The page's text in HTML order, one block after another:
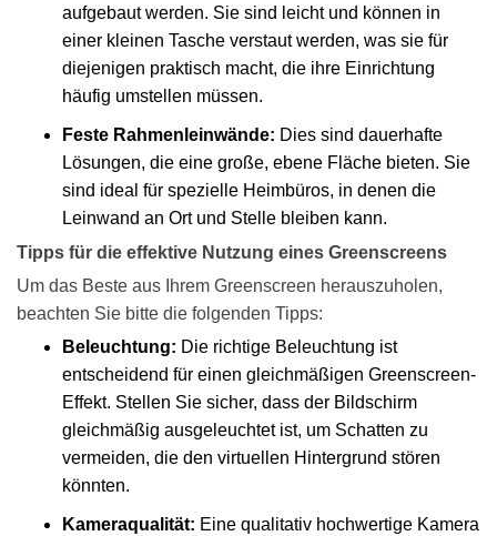
aufgebaut werden. Sie sind leicht und können in
einer kleinen Tasche verstaut werden, was sie für
diejenigen praktisch macht, die ihre Einrichtung
häufig umstellen müssen.
Feste Rahmenleinwände: Dies sind dauerhafte
Lösungen, die eine große, ebene Fläche bieten. Sie
sind ideal für spezielle Heimbüros, in denen die
Leinwand an Ort und Stelle bleiben kann.
Tipps für die effektive Nutzung eines Greenscreens
Um das Beste aus Ihrem Greenscreen herauszuholen,
beachten Sie bitte die folgenden Tipps:
Beleuchtung: Die richtige Beleuchtung ist
entscheidend für einen gleichmäßigen Greenscreen-
Effekt. Stellen Sie sicher, dass der Bildschirm
gleichmäßig ausgeleuchtet ist, um Schatten zu
vermeiden, die den virtuellen Hintergrund stören
könnten.
Kameraqualität: Eine qualitativ hochwertige Kamera